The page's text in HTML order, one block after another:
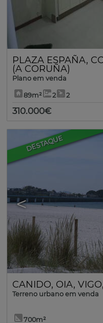
PLAZA ESPAÑA,
(A CORUÑA)
Plano em venda
89m² 2 2
310.000€
DESTAQUE
<
CANIDO, OIA, VIGO,
Terreno urbano em venda
700m²